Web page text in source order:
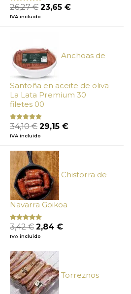
Valorado
con
5
26,27€ El
precio
23,65 €El
IVA incluido
Anchoas de
Santoña en aceite de oliva
La Lata Premium 30
filetes 00
Valorado
con
de 5
34,10€ El
precio
era:
34,10 €.
29,15 €El
IVA incluido
Chistorra de
Navarra Goikoa
Valorado
con
de 5
3,42€ El
precio
era:
3,42 €.
2,84 €El
IVA incluido
Torreznos